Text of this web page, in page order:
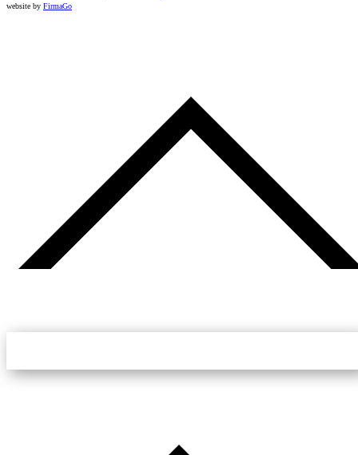
website by FirmaGo